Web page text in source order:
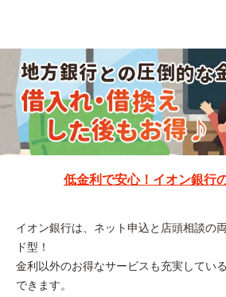
低金利で安心！イオン銀行
イオン銀行は、ネット申込と店頭相談の
ド型！
金利以外のお得なサービスも充実してい
できます。